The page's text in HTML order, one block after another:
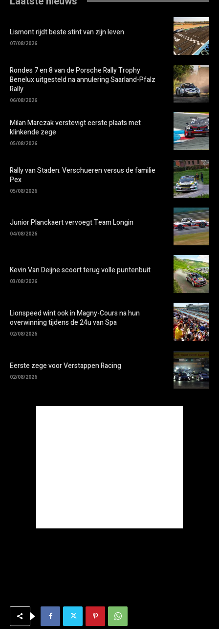
Lismont rijdt beste stint van zijn leven
07/08/2026
Rondes 7 en 8 van de Porsche Rally Trophy
Benelux uitgesteld na annulering Saarland-Pfalz
Rally
06/08/2026
Milan Marczak verstevigt eerste plaats met
klinkende zege
05/08/2026
Rally van Staden: Verschueren versus de familie
Pex
05/08/2026
Junior Planckaert vervoegt Team Longin
04/08/2026
Kevin Van Deijne scoort terug volle puntenbuit
03/08/2026
Lionspeed wint ook in Magny-Cours na hun
overwinning tijdens de 24u van Spa
02/08/2026
Eerste zege voor Verstappen Racing
02/08/2026